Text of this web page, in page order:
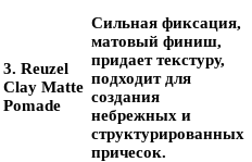
3. Reuzel
Clay Matte
Pomade
Сильная фиксация,
матовый финиш,
придает текстуру,
подходит для
создания
небрежных и
структурированных
причесок.